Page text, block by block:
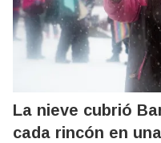
La nieve cubrió
cada rincón en